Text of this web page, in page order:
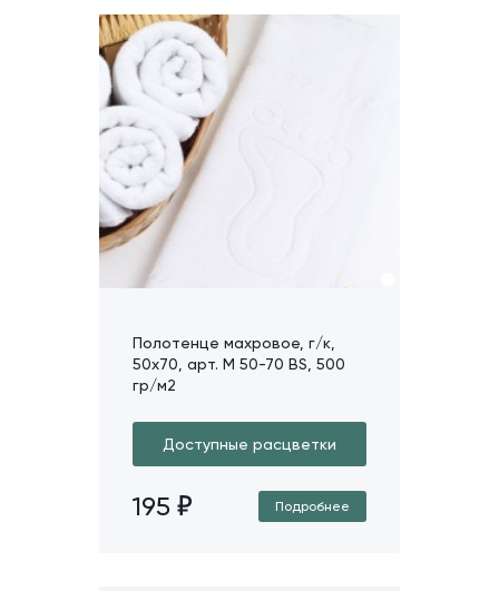
Полотенце махровое, г/к,
50х70, арт. M 50-70 BS, 500
гр/м2
Доступные расцветки
195 Подробнее